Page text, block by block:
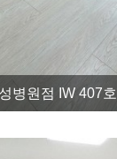
병원점 IW 407호